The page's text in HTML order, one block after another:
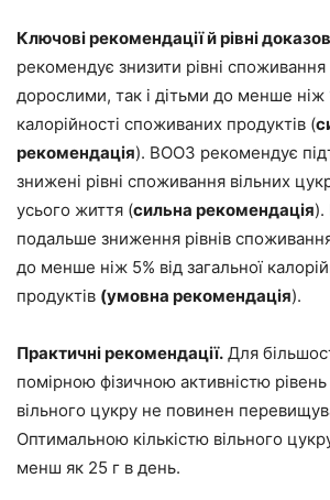
Ключові рекомендації й рівні
рекомендує знизити рівні споживання
дорослими, так і дітьми до менше ніж
калорійності споживаних продуктів (
рекомендація). ВООЗ рекомендує
знижені рівні споживання вільних
усього життя (сильна рекомендація).
подальше зниження рівнів
до менше ніж 5% від загальної
продуктів (умовна рекомендація).
Практичні рекомендації. Для
помірною фізичною активністю
вільного цукру не повинен
Оптимальною кількістю вільного
менш як 25 г в день.